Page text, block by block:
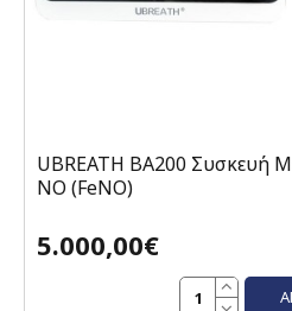
UBREATH BA200 Συσκευή
ΝΟ (FeNO)
5.000,00€